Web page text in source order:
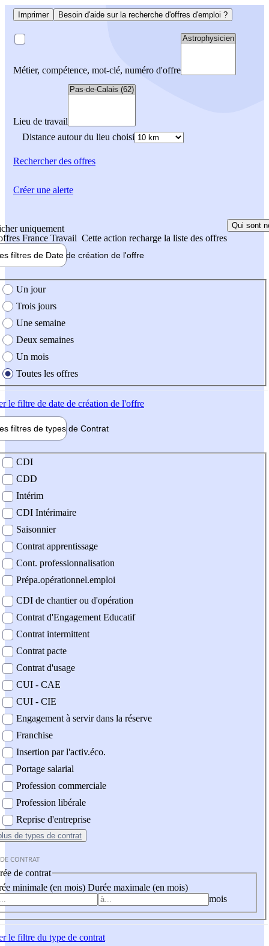
Imprimer Besoin d'aide sur la recherche d'offres d'emploi ?
Métier, compétence, mot-clé, numéro d'offre
Lieu de travail
Distance autour du lieu choisi
Rechercherdes offres
uniquement
France Travail Cette action recharge la liste des offres
Qui sont
filtres de Date de création de l'offre
création de l'offre
Un jour
Trois jours
Une semaine
Deux semaines
Un mois
Toutes les offres
le filtre de date de création de l'offre
filtres de types de Contrat
contrat
CDI
CDD
Intérim
CDI Intérimaire
Saisonnier
Contrat apprentissage
Cont. professionnalisation
Prépa.opérationnel.emploi
CDI de chantier ou d'opération
Contrat d'Engagement Educatif
Contrat intermittent
Contrat pacte
Contrat d'usage
CUI - CAE
CUI - CIE
Engagement à servir dans la réserve
Franchise
Insertion par l'activ.éco.
Portage salarial
Profession commerciale
Profession libérale
Reprise d'entreprise
de types de contrat
CONTRAT
de contrat
minimale (en mois) Durée maximale (en mois)
mois
le filtre du type de contrat
Créer une alerte